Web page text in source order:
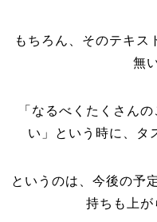
もちろん、そのテキス
無
「なるべくたくさん
い」という時に、タ
というのは、今後の予
持ちも上が